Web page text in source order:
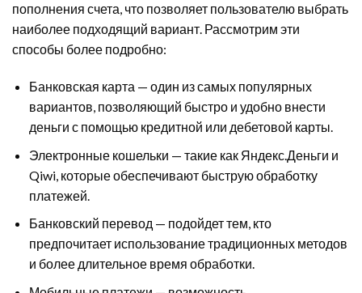
пополнения счета, что позволяет пользователю выбрать
наиболее подходящий вариант. Рассмотрим эти
способы более подробно:
Банковская карта — один из самых популярных
вариантов, позволяющий быстро и удобно внести
деньги с помощью кредитной или дебетовой карты.
Электронные кошельки — такие как Яндекс.Деньги и
Qiwi, которые обеспечивают быструю обработку
платежей.
Банковский перевод — подойдет тем, кто
предпочитает использование традиционных методов
и более длительное время обработки.